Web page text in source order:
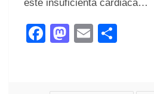
este insuficienta cardiaca…
Facebook
Mastodon
Email